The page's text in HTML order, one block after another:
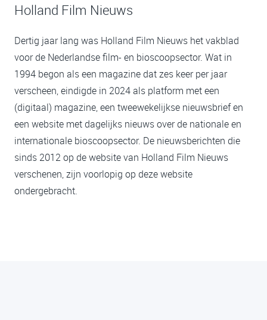
Holland Film Nieuws
Dertig jaar lang was Holland Film Nieuws het vakblad
voor de Nederlandse film- en bioscoopsector. Wat in
1994 begon als een magazine dat zes keer per jaar
verscheen, eindigde in 2024 als platform met een
(digitaal) magazine, een tweewekelijkse nieuwsbrief en
een website met dagelijks nieuws over de nationale en
internationale bioscoopsector. De nieuwsberichten die
sinds 2012 op de website van Holland Film Nieuws
verschenen, zijn voorlopig op deze website
ondergebracht.